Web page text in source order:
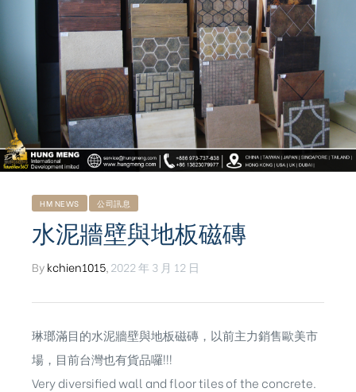
HM NEWS 公司訊息
水泥牆壁與地板磁磚
Bykchien1015 2022 年 3 月 12 日
琳瑯滿目的水泥牆壁與地板磁磚，以前主力銷售歐美市
場，目前台灣也有貨品囉!!!
Very diversified wall and floor tiles of the concrete.